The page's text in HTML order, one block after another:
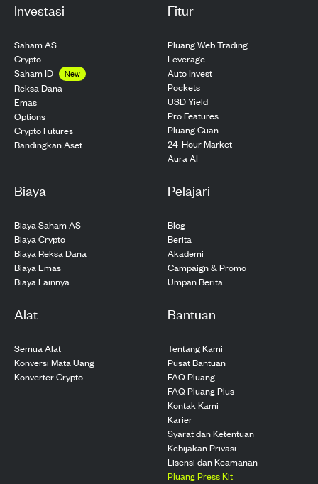
Investasi
Saham AS
Crypto
Saham ID
New
Reksa Dana
Emas
Options
Crypto Futures
Bandingkan Aset
Fitur
Pluang Web Trading
Leverage
Auto Invest
Pockets
USD Yield
Pro Features
Pluang Cuan
24-Hour Market
Aura AI
Biaya
Biaya Saham AS
Biaya Crypto
Biaya Reksa Dana
Biaya Emas
Biaya Lainnya
Pelajari
Blog
Berita
Akademi
Campaign & Promo
Umpan Berita
Alat
Semua Alat
Konversi Mata Uang
Konverter Crypto
Bantuan
Tentang Kami
Pusat Bantuan
FAQ Pluang
FAQ Pluang Plus
Kontak Kami
Karier
Syarat dan Ketentuan
Kebijakan Privasi
Lisensi dan Keamanan
Pluang Press Kit